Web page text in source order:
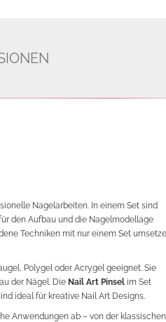
Nagelarbeiten. In einem Set sind
den Aufbau und die Nagelmodellage
Techniken mit nur einem Set
Polygel oder Acrygel geeignet. Sie
der Nägel. Die Nail Art Pinsel im Set
ideal für kreative Nail Art Designs.
Anwendungen ab – von der klassischen